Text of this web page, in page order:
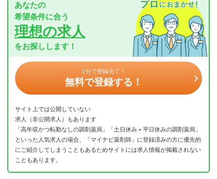
あなたの
希望条件に合う
理想の求人
をお探しします！
1分で登録完了！
無料で登録する！
サイト上では公開していない
求人（非公開求人）もあります
「高年収かつ転勤なしの調剤薬局」「土日休み＋平日休みの調剤薬局」
といった人気求人の場合、「マイナビ薬剤師」に登録済みの方に優先的
にご紹介してしまうこともあるためサイトには求人情報が掲載されない
こともあります。